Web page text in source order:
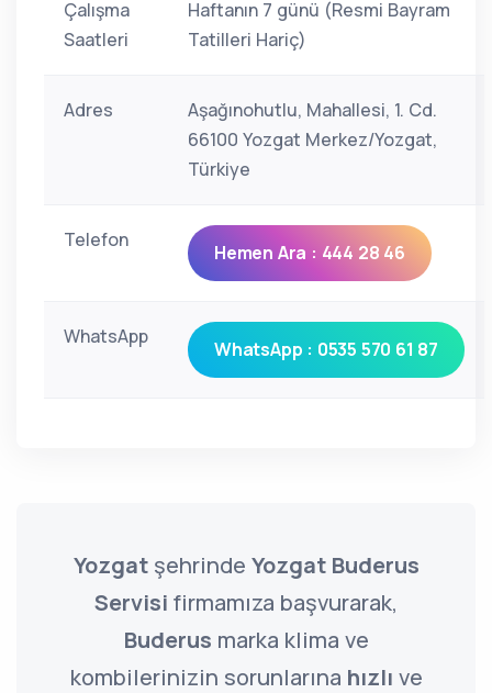
Çalışma
Saatleri
Haftanın 7 günü (Resmi Bayram
Tatilleri Hariç)
Adres
Aşağınohutlu, Mahallesi, 1. Cd.
66100 Yozgat Merkez/Yozgat,
Türkiye
Telefon
Hemen Ara : 444 28 46
WhatsApp
WhatsApp : 0535 570 61 87
Yozgatşehrinde Yozgat Buderus
Servisi firmamıza başvurarak,
Buderus marka klima ve
kombilerinizin sorunlarına hızlı ve